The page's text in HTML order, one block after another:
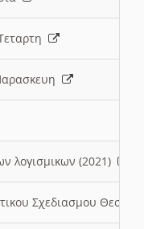
λογισμικων (2021)
Σχεδιασμου